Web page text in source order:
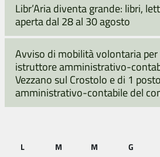
Libr’Aria diventa grande: libri,
aperta dal 28 al 30 agosto
Avviso di mobilità volontaria
istruttore amministrativo-
Vezzano sul Crostolo e di 1
amministrativo-contabile del
L M M G